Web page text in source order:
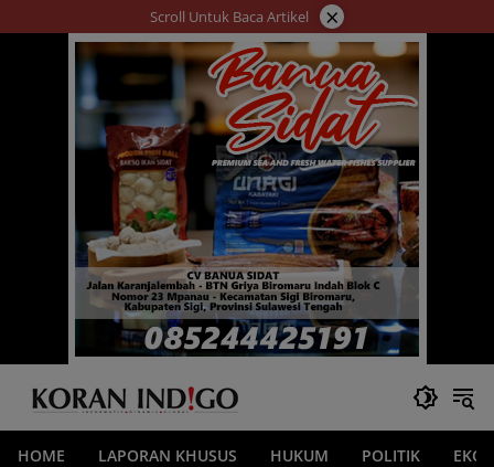
ke
Scroll Untuk Baca Artikel ×
HOME LAPORAN KHUSUS HUKUM POLITIK